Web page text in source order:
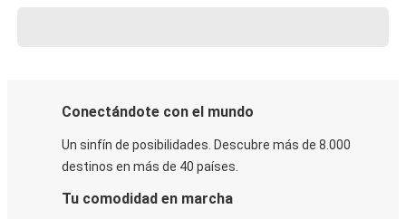
Conectándote con el mundo
Un sinfín de posibilidades. Descubre más de 8.000
destinos en más de 40 países.
Tu comodidad en marcha